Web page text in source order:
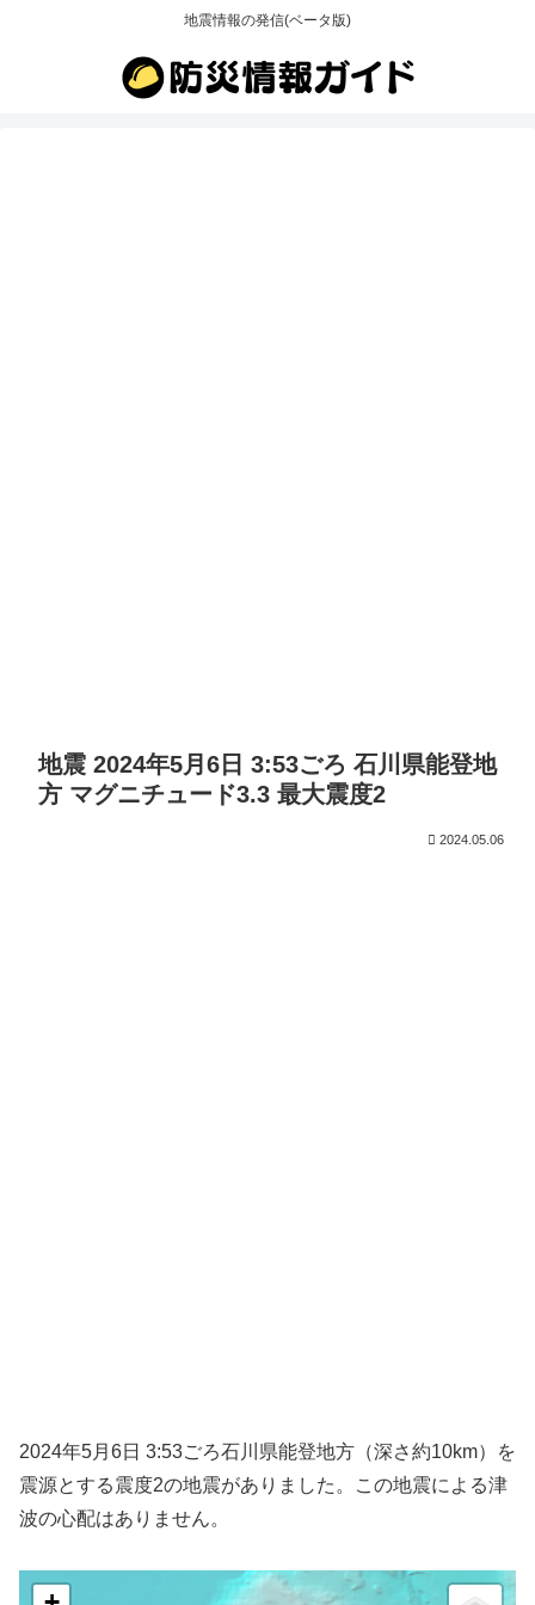
地震情報の発信(ベータ版)
地震 2024年5月6日 3:53ごろ 石川県能登地
方 マグニチュード3.3 最大震度2
2024.05.06
2024年5月6日 3:53ごろ石川県能登地方（深さ約10km）を
震源とする震度2の地震がありました。この地震による津
波の心配はありません。